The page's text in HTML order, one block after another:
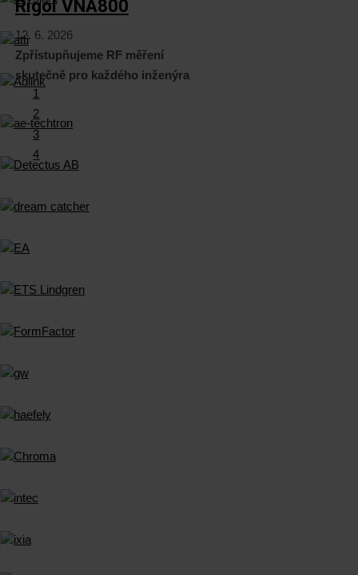
Rigol VNA800
12. 6. 2026
Zpřístupňujeme RF měření
skutečně pro každého inženýra
1
2
3
4